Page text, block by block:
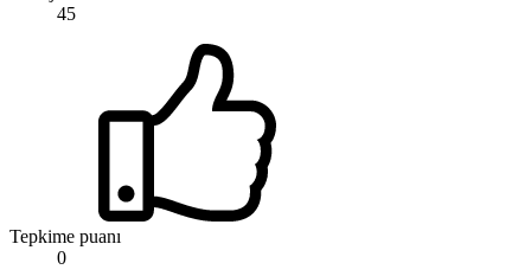
45
Tepkime puanı
0